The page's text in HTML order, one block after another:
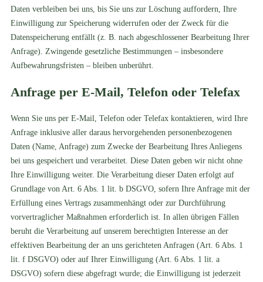
Daten verbleiben bei uns, bis Sie uns zur Löschung auffordern, Ihre
Einwilligung zur Speicherung widerrufen oder der Zweck für die
Datenspeicherung entfällt (z. B. nach abgeschlossener Bearbeitung Ihrer
Anfrage). Zwingende gesetzliche Bestimmungen – insbesondere
Aufbewahrungsfristen – bleiben unberührt.
Anfrage per E-Mail, Telefon oder Telefax
Wenn Sie uns per E-Mail, Telefon oder Telefax kontaktieren, wird Ihre
Anfrage inklusive aller daraus hervorgehenden personenbezogenen
Daten (Name, Anfrage) zum Zwecke der Bearbeitung Ihres Anliegens
bei uns gespeichert und verarbeitet. Diese Daten geben wir nicht ohne
Ihre Einwilligung weiter. Die Verarbeitung dieser Daten erfolgt auf
Grundlage von Art. 6 Abs. 1 lit. b DSGVO, sofern Ihre Anfrage mit der
Erfüllung eines Vertrags zusammenhängt oder zur Durchführung
vorvertraglicher Maßnahmen erforderlich ist. In allen übrigen Fällen
beruht die Verarbeitung auf unserem berechtigten Interesse an der
effektiven Bearbeitung der an uns gerichteten Anfragen (Art. 6 Abs. 1
lit. f DSGVO) oder auf Ihrer Einwilligung (Art. 6 Abs. 1 lit. a
DSGVO) sofern diese abgefragt wurde; die Einwilligung ist jederzeit